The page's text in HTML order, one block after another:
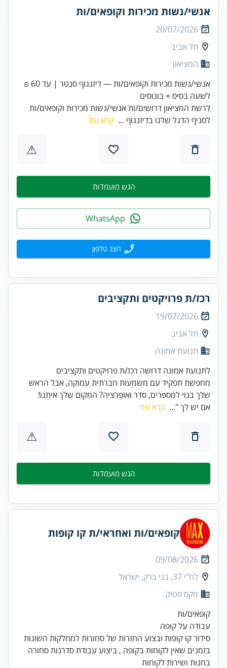
אנשי/נשות מכירות וקופאים/ות
20/07/2026
תל אביב
המציאון
אנשי/נשות מכירות וקופאים/ות — דיזנגוף סנטר | עד 60 ₪
לשעה בסיס + בונוסים
לרשת המציאון דרושים/ות אנשי/נשות מכירות וקופאים/ות
לסניף הדגל שלנו בדיזנגוף ... קרא עוד
⚠
הגש מועמדות
הצג טלפון
רכז/ת פרויקטים ותקציבים
19/07/2026
תל אביב
תנועת אמונה
לתנועת אמונה דרושה רכז/ת פרויקטים ותקציבים
מחפשת תפקיד עם משמעות חברתית עמוקה, אבל הראש
שלך בנוי למספרים, סדר ואופרציה? המקום שלך איתנו!
אם יש לך "... קרא עוד
⚠
הגש מועמדות
קופאים/ות ואחראי/ת קו קופות
09/08/2026
לח"י 37, בני ברק, ישראל
מקס סטוק
בזמנים שאין לקוחות בקופה , ביצוע עבודת סדרנות סחורה
בחנות ושירות לקוחות